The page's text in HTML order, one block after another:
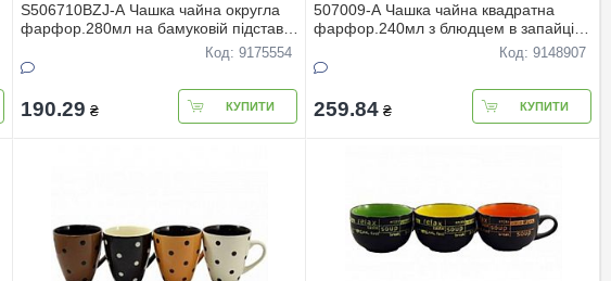
S506710BZJ-A Чашка чайна округла
фарфор.280мл на бамуковiй пiдставцi
Код: 9175554
190.29 ₴ КУПИТИ
507009-A Чашка чайна квадратна
фарфор.240мл з блюдцем в запайці
Код: 9148907
259.84 ₴ КУПИТИ